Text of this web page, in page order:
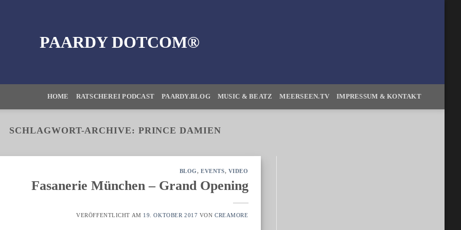
HOME RATSCHEREI PODCAST PAARDY.BLOG MUSIC & BEATZ MEERSEEN.TV IMPRESSUM & KONTAKT
SCHLAGWORT-ARCHIVE: PRINCE DAMIEN
BLOG,EVENTS, VIDEO
Fasanerie München – Grand Opening
VERÖFFENTLICHT AM 19. OKTOBER 2017 VONCREAMORE